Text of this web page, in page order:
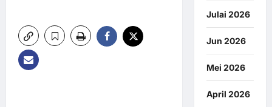
Julai 2026
Jun 2026
Mei 2026
April 2026